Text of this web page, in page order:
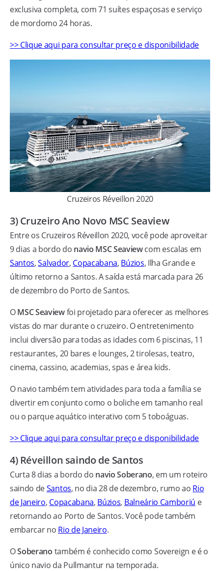
exclusiva completa, com 71 suítes espaçosas e serviço
de mordomo 24 horas.
>> Clique aqui para consultar preço e disponibilidade
Cruzeiros Réveillon 2020
3) Cruzeiro Ano Novo MSC Seaview
Entre os Cruzeiros Réveillon 2020, você pode aproveitar
9 dias a bordo do navio MSC Seaviewcom escalas em
Santos,Salvador, Copacabana, Búzios, Ilha Grande e
último retorno a Santos. A saída está marcada para 26
de dezembro do Porto de Santos.
OMSC Seaviewfoi projetado para oferecer as melhores
vistas do mar durante o cruzeiro. O entretenimento
inclui diversão para todas as idades com 6 piscinas, 11
restaurantes, 20 bares e lounges, 2 tirolesas, teatro,
cinema, cassino, academias, spas e área kids.
O navio também tem atividades para toda a família se
divertir em conjunto como o boliche em tamanho real
ou o parque aquático interativo com 5 toboáguas.
>> Clique aqui para consultar preço e disponibilidade
4) Réveillon saindo de Santos
Curta 8 dias a bordo do navio Soberano, em um roteiro
saindo deSantos, no dia 28 de dezembro, rumo ao Rio
de Janeiro, Copacabana, Búzios, Balneário Camboriú e
retornando ao Porto de Santos. Você pode também
embarcar no Rio de Janeiro.
OSoberano também é conhecido como Sovereign e é o
único navio da Pullmantur na temporada.